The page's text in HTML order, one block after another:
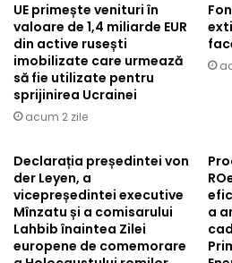
UE primește venituri în
valoare de 1,4 miliarde EUR
din active rusești
imobilizate care urmează
să fie utilizate pentru
sprijinirea Ucrainei
acum 2 zile
Declarația președintei von
der Leyen, a
vicepreședintei executive
Mînzatu și a comisarului
Lahbib înaintea Zilei
europene de comemorare
a